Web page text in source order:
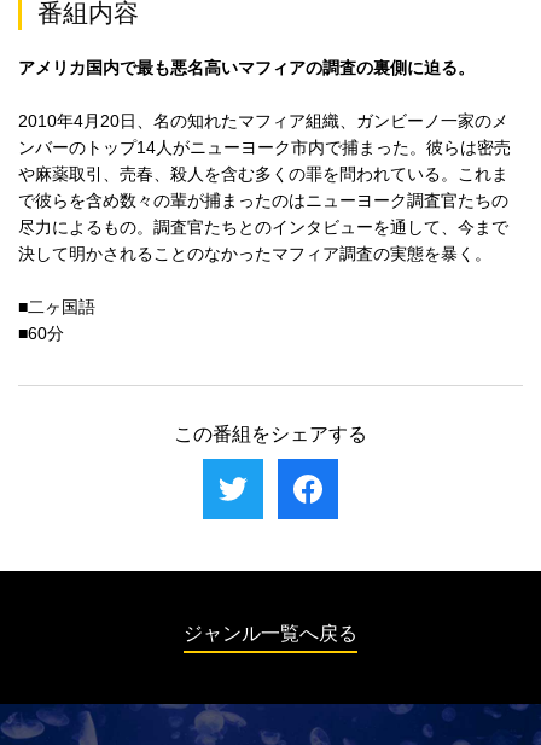
番組内容
アメリカ国内で最も悪名高いマフィアの調査の裏側に迫る。
2010年4月20日、名の知れたマフィア組織、ガンビーノ一家のメ
ンバーのトップ14人がニューヨーク市内で捕まった。彼らは密売
や麻薬取引、売春、殺人を含む多くの罪を問われている。これま
で彼らを含め数々の輩が捕まったのはニューヨーク調査官たちの
尽力によるもの。調査官たちとのインタビューを通して、今まで
決して明かされることのなかったマフィア調査の実態を暴く。
■二ヶ国語
■60分
この番組をシェアする
ジャンル一覧へ戻る